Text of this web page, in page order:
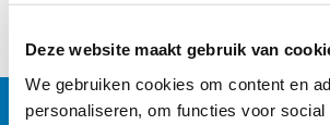
Deze website maakt gebruik van
We gebruiken cookies om content en
personaliseren, om functies voor social